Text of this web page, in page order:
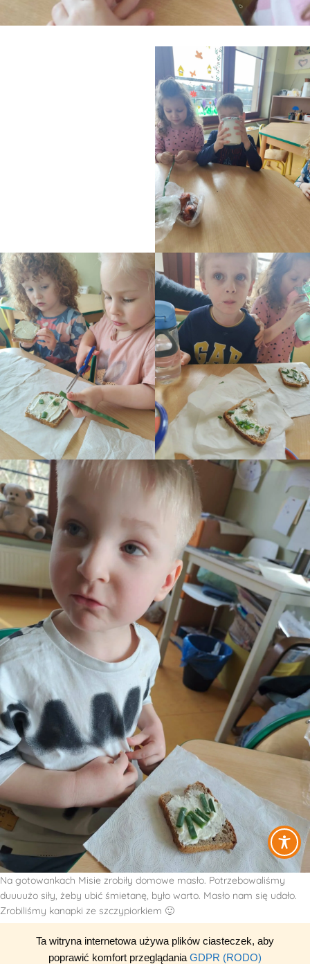
Ta witryna internetowa używa plików ciasteczek, aby
poprawić komfort przeglądania GDPR (RODO)
Na gotowankach Misie zrobiły domowe masło. Potrzebowaliśmy
duuuużo siły, żeby ubić śmietanę, było warto. Masło nam się udało.
Zrobiliśmy kanapki ze szczypiorkiem 🙂